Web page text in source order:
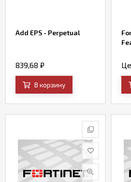
Add EPS - Perpetual
839,68 ₽
В корзину